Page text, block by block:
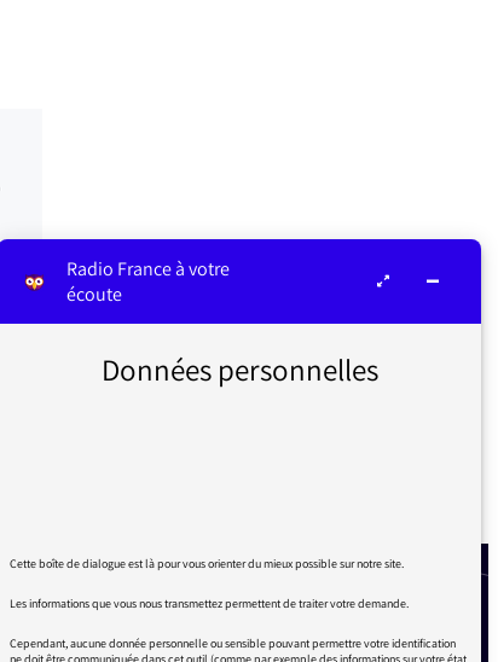
Radio France à votre
écoute
Données personnelles
Cette boîte de dialogue est là pour vous orienter du mieux possible sur notre site.
Les informations que vous nous transmettez permettent de traiter votre demande.
Cependant, aucune donnée personnelle ou sensible pouvant permettre votre identification